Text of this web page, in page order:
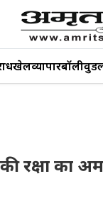
खेलव्यापारबॉलीवुड
रक्षा का